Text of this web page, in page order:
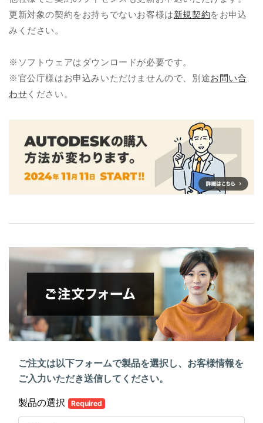
更新対象の契約をお持ちでないお客様は新規契約をお申込
みください。
※ソフトウェアはダウンロードが必要です。
※官公庁様はお申込みいただけませんので、別途お問い合
わせ ください。